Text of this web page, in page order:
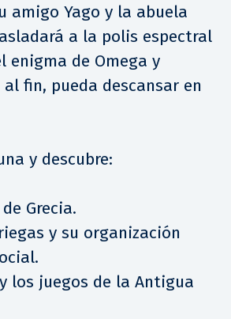
amigo Yago y la abuela
a la polis espectral
enigma de Omega y
fin, pueda descansar en
y descubre:
Grecia.
y su organización
los juegos de la Antigua